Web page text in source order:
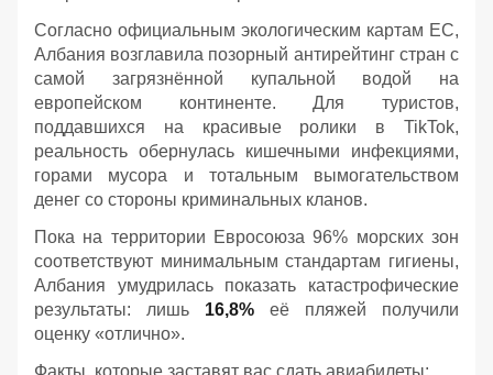
Согласно официальным экологическим картам ЕС,
Албания возглавила позорный антирейтинг стран с
самой загрязнённой купальной водой на
европейском континенте. Для туристов,
поддавшихся на красивые ролики в TikTok,
реальность обернулась кишечными инфекциями,
горами мусора и тотальным вымогательством
денег со стороны криминальных кланов.
Пока на территории Евросоюза 96% морских зон
соответствуют минимальным стандартам гигиены,
Албания умудрилась показать катастрофические
результаты: лишь 16,8% её пляжей получили
оценку «отлично».